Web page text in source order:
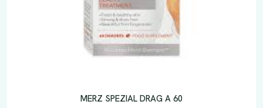
MERZ SPEZIAL DRAG A 60